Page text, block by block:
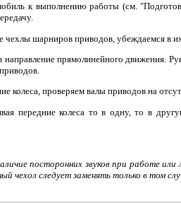
к выполнению работы (см.
шарниров приводов, убеждаемся в их
направление прямолинейного движения.
колеса, проверяем валы приводов на
передние колеса то в одну, то в
посторонних звуков при работе
чехол следует заменять только в том